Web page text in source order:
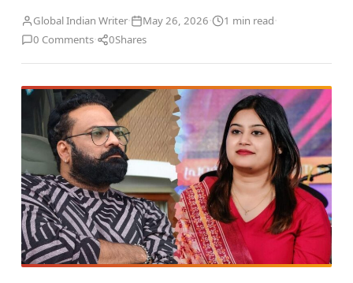
Global Indian Writer· May 26, 2026· 1 min read·
0 Comments· 0Shares